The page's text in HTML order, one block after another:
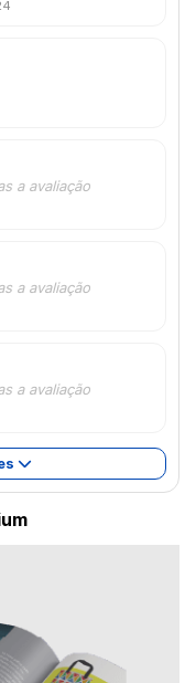
a avaliação
a avaliação
a avaliação